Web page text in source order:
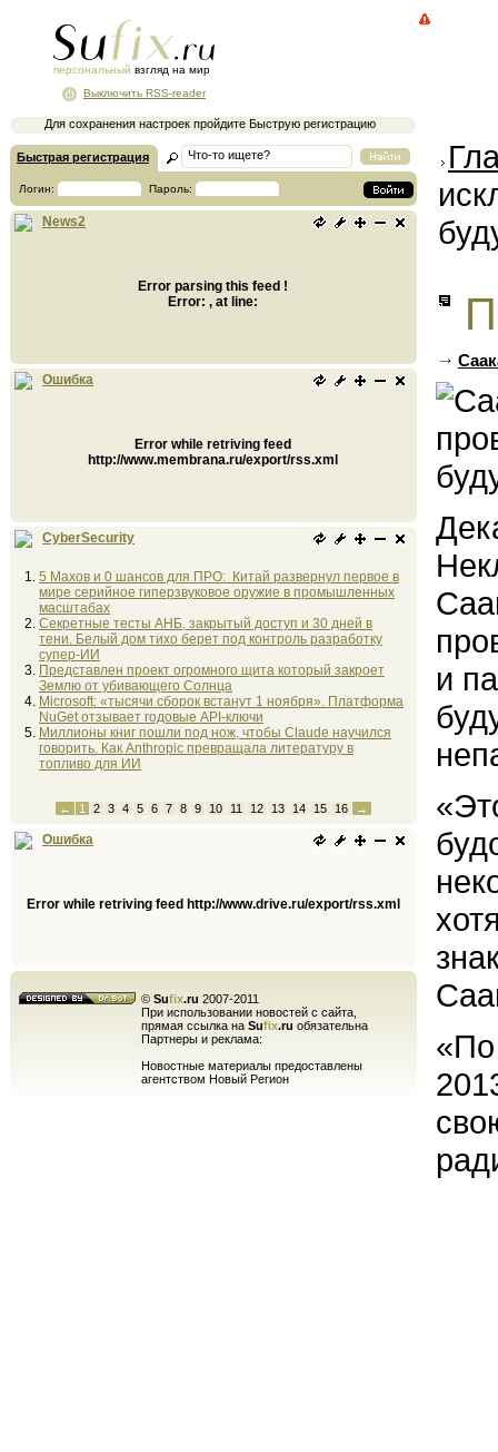
персональный взгляд на мир
Для сохранения настроек пройдите Быструю регистрацию
Выключить RSS-reader
Быстрая регистрация
Логин: Пароль:
News2
Error parsing this feed !
Error: , at line:
Ошибка
Error while retriving feed
http://www.membrana.ru/export/rss.xml
CyberSecurity
5 Махов и 0 шансов для ПРО: Китай развернул первое в
мире серийное гиперзвуковое оружие в промышленных
масштабах
Секретные тесты АНБ, закрытый доступ и 30 дней в
тени. Белый дом тихо берет под контроль разработку
супер-ИИ
Представлен проект огромного щита который закроет
Землю от убивающего Солнца
Microsoft: «тысячи сборок встанут 1 ноября». Платформа
NuGet отзывает годовые API-ключи
Миллионы книг пошли под нож, чтобы Claude научился
говорить. Как Anthropic превращала литературу в
топливо для ИИ
← 1 2 3 4 5 6 7 8 9 10 11 12 13 14 15 16 →
Ошибка
Error while retriving feed http://www.drive.ru/export/rss.xml
© Sufix.ru 2007-2011
При использовании новостей с сайта,
прямая ссылка на Sufix.ru обязательна
Партнеры и реклама:
Новостные материалы предоставлены
агентством Новый Регион
и
«По